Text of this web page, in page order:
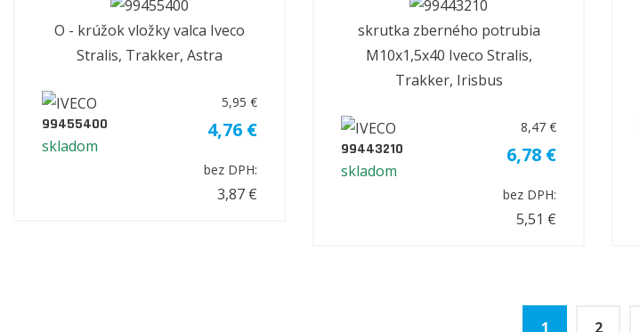
O - krúžok vložky valca Iveco
Stralis, Trakker, Astra
99455400
skladom
5,95 €
4,76 €
bez DPH:
3,87 €
skrutka zberného potrubia
M10x1,5x40 Iveco Stralis,
Trakker, Irisbus
99443210
skladom
8,47 €
6,78 €
bez DPH:
5,51 €
1 2